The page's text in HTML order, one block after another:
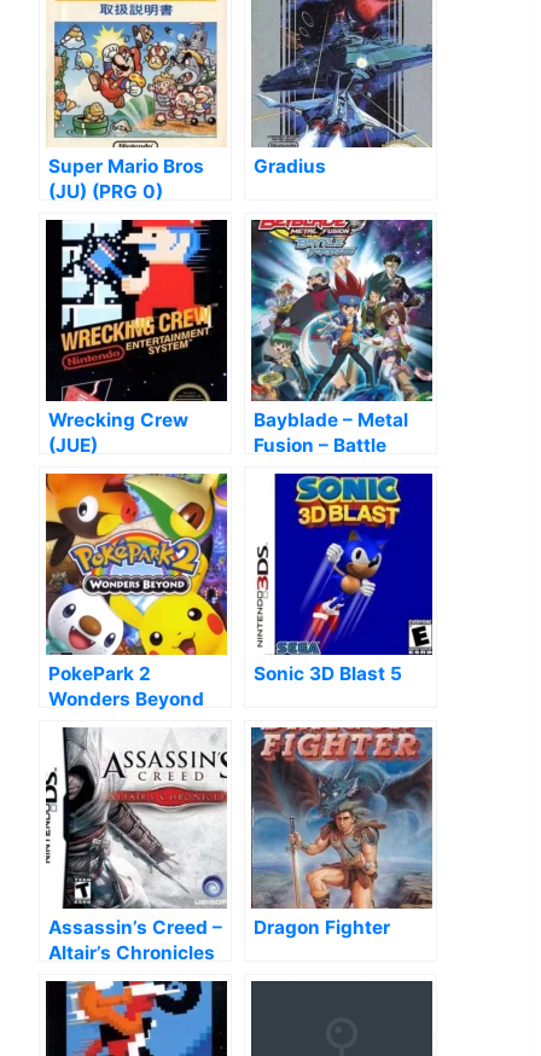
Super Mario Bros
(JU) (PRG 0)
Gradius
Wrecking Crew
(JUE)
Bayblade – Metal
Fusion – Battle
Fortress
PokePark 2
Wonders Beyond
Sonic 3D Blast 5
Assassin’s Creed –
Altair’s Chronicles
Dragon Fighter